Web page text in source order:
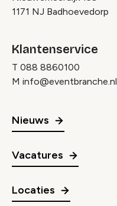
1171 NJ Badhoevedorp
Klantenservice
T 088 8860100
M info@eventbranche.nl
Nieuws
Vacatures
Locaties